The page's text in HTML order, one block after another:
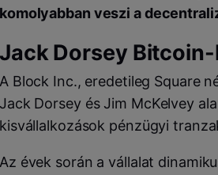
komolyabban veszi a
Jack Dorsey
A Block Inc., eredetileg Square
Jack Dorsey és Jim McKelvey
kisvállalkozások pénzügyi
Az évek során a vállalat